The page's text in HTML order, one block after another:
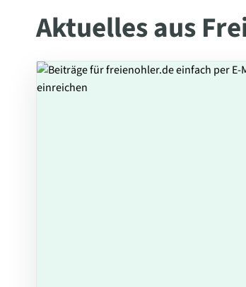
Aktuelles aus